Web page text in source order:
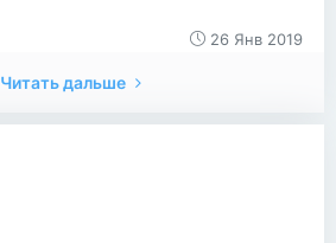
26 Янв 2019
Читать дальше